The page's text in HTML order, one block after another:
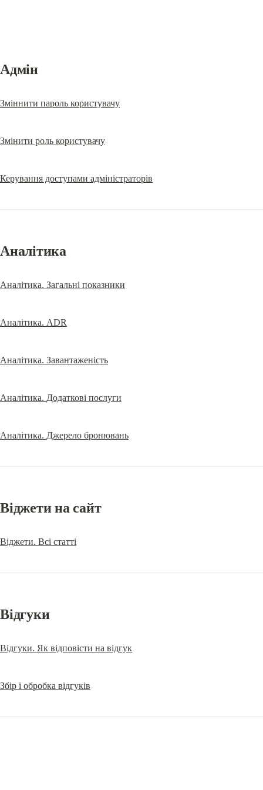
Адмін
Зміннити пароль користувачу
Змінити роль користувачу
Керування доступами адміністраторів
Аналітика
Аналітика. Загальні показники
Аналітика. ADR
Аналітика. Завантаженість
Аналітика. Додаткові послуги
Аналітика. Джерело бронювань
Віджети на сайт
Віджети. Всі статті
Відгуки
Відгуки. Як відповісти на відгук
Збір і обробка відгуків